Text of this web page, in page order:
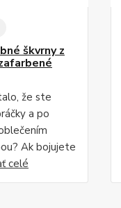
škvrny z
že ste
a po
Ak bojujete
celé